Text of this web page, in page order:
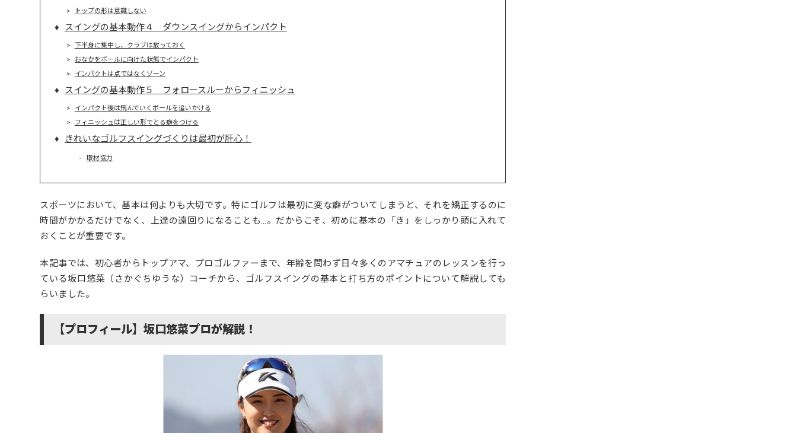
トップの形は意識しない
スイングの基本動作４ ダウンスイングからインパクト
下半身に集中し、クラブは放っておく
おなかをボールに向けた状態でインパクト
インパクトは点ではなくゾーン
スイングの基本動作５ フォロースルーからフィニッシュ
インパクト後は飛んでいくボールを追いかける
フィニッシュは正しい形でとる癖をつける
きれいなゴルフスイングづくりは最初が肝心！
取材協力
スポーツにおいて、基本は何よりも大切です。特にゴルフは最初に変な癖がついてしまうと、それを矯正するのに
時間がかかるだけでなく、上達の遠回りになることも…。だからこそ、初めに基本の「き」をしっかり頭に入れて
おくことが重要です。
本記事では、初心者からトップアマ、プロゴルファーまで、年齢を問わず日々多くのアマチュアのレッスンを行っ
ている坂口悠菜（さかぐちゆうな）コーチから、ゴルフスイングの基本と打ち方のポイントについて解説しても
らいました。
【プロフィール】坂口悠菜プロが解説！